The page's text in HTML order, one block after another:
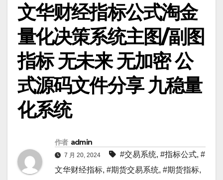
文华财经指标公式淘金
量化决策系统主图/副图
指标 无未来 无加密 公
式源码文件分享 九稳量
化系统
作者 admin
7 月 20, 2024 #交易系统, #指标公式, #
文华财经指标, #期货交易系统, #期货指标,